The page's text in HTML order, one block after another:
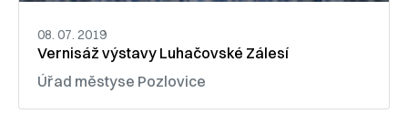
08. 07. 2019
Vernisáž výstavy Luhačovské Zálesí
Úřad městyse Pozlovice